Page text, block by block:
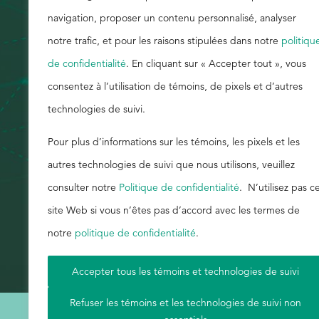
navigation, proposer un contenu personnalisé, analyser
notre trafic, et pour les raisons stipulées dans notre
de confidentialité. En cliquant sur « Accepter tout », vous
consentez à l’utilisation de témoins, de pixels et d’autres
technologies de suivi.
Pour plus d’informations sur les témoins, les pixels et les
autres technologies de suivi que nous utilisons, veuillez
consulter notre Politique de confidentialité. N’utilisez pas
site Web si vous n’êtes pas d’accord avec les termes de
notre politique de confidentialité.
Refuser les témoins et les technologies de suivi non
Accepter tous les témoins et technologies de suivi
Rechercher
sur investissement propre. A1013.